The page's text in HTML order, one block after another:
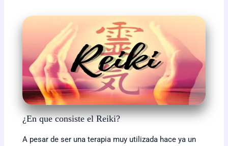
¿En que consiste el Reiki?
A pesar de ser una terapia muy utilizada hace ya un